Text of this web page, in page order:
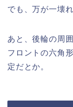
でも、万が一壊
あと、後輪の周
フロントの六角
定だとか。